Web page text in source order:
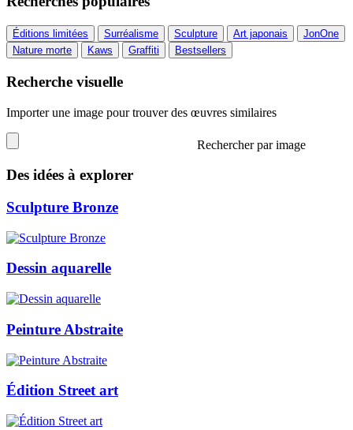
Éditions limitées Surréalisme Sculpture Art japonais
JonOne
Nature morte
Kaws Graffiti Bestsellers
Recherche visuelle
Importer une image pour trouver des œuvres similaires
Rechercher par image
Des idées à explorer
Sculpture Bronze
Dessin aquarelle
Peinture Abstraite
Édition Street art